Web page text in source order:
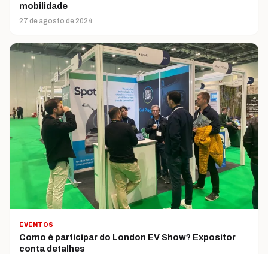
mobilidade
27 de agosto de 2024
EVENTOS
Como é participar do London EV Show? Expositor
conta detalhes